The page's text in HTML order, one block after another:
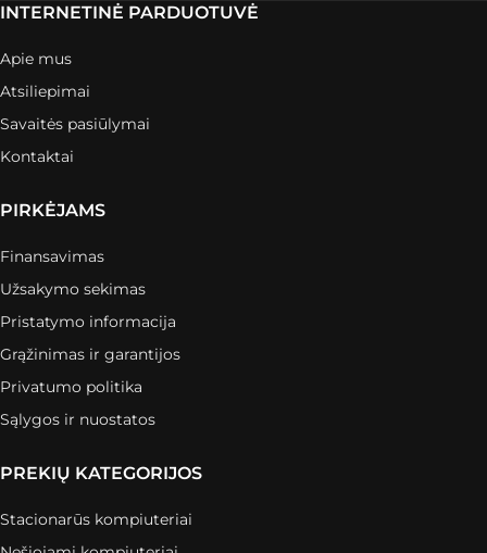
INTERNETINĖ PARDUOTUVĖ
Apie mus
Atsiliepimai
Savaitės pasiūlymai
Kontaktai
PIRKĖJAMS
Finansavimas
Užsakymo sekimas
Pristatymo informacija
Grąžinimas ir garantijos
Privatumo politika
Sąlygos ir nuostatos
PREKIŲ KATEGORIJOS
Stacionarūs kompiuteriai